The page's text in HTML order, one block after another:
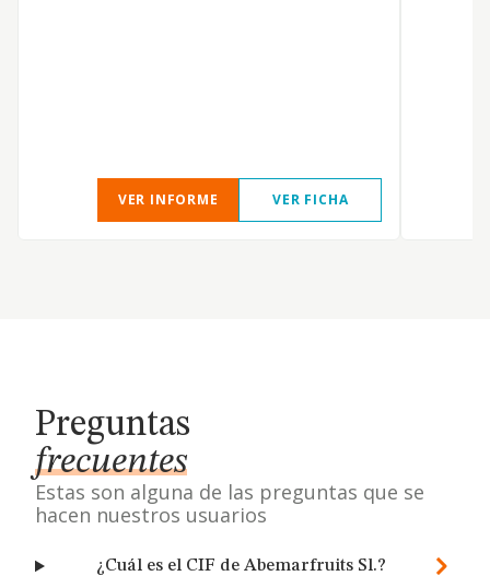
VER INFORME VER FICHA
Preguntas
frecuentes
Estas son alguna de las preguntas que se
hacen nuestros usuarios
¿Cuál es el CIF de Abemarfruits Sl.?